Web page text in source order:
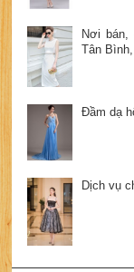
Nơi bán,
Tân
Đầm dạ
Dịch vụ